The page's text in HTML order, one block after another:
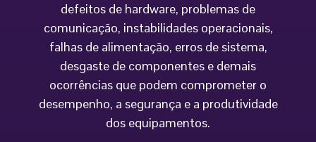
defeitos de hardware, problemas de
comunicação, instabilidades operacionais,
falhas de alimentação, erros de sistema,
desgaste de componentes e demais
ocorrências que podem comprometer o
desempenho, a segurança e a produtividade
dos equipamentos.